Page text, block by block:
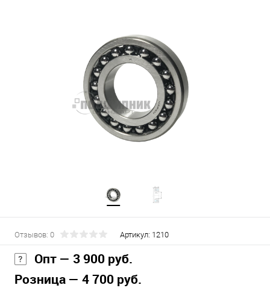
Отзывов: 0 Артикул: 1210
Опт — 3 900 руб.
Розница — 4 700 руб.